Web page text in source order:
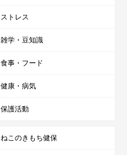
ストレス
雑学・豆知識
食事・フード
健康・病気
保護活動
ねこのきもち健保